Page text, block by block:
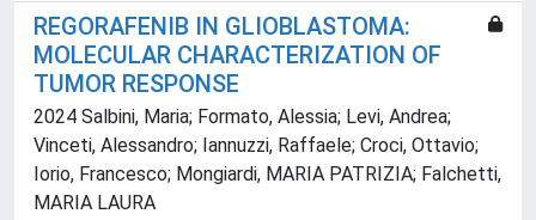
REGORAFENIB IN GLIOBLASTOMA:
MOLECULAR CHARACTERIZATION OF
TUMOR RESPONSE
2024 Salbini, Maria; Formato, Alessia; Levi, Andrea;
Vinceti, Alessandro; Iannuzzi, Raffaele; Croci, Ottavio;
Iorio, Francesco; Mongiardi, MARIA PATRIZIA; Falchetti,
MARIA LAURA